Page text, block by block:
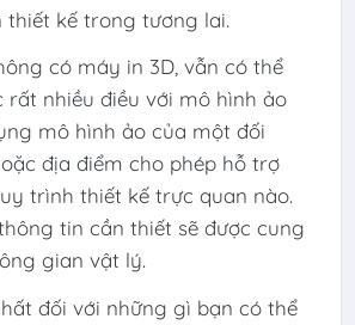
thiết kế trong tương lai.
có máy in 3D, vẫn có thể
rất nhiều điều với mô hình ảo
mô hình ảo của một đối
địa điểm cho phép hỗ trợ
trình thiết kế trực quan nào.
tin cần thiết sẽ được cung
gian vật lý.
đối với những gì bạn có thể